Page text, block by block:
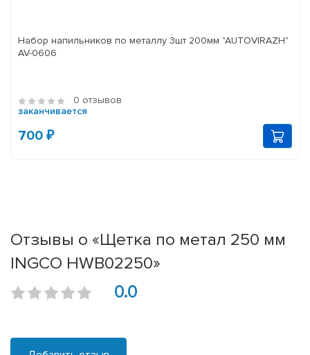
Набор напильников по металлу 3шт 200мм "AUTOVIRAZH"
AV-0606
0 отзывов
заканчивается
700 ₽
Отзывы о «Щетка по метал 250 мм
INGCO HWB02250»
0.0